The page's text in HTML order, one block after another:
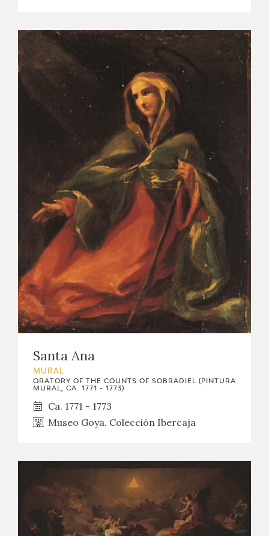
Santa Ana
MURAL
ORATORY OF THE COUNTS OF SOBRADIEL (PINTURA
MURAL, CA. 1771 - 1773)
Ca. 1771 - 1773
Museo Goya. Colección Ibercaja